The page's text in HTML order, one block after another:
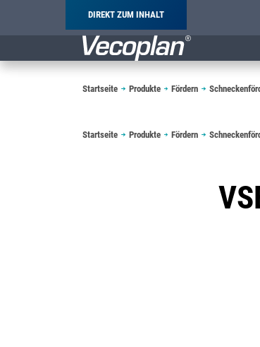
DIREKT ZUM INHALT
Startseite Produkte Fördern
Startseite Produkte Fördern